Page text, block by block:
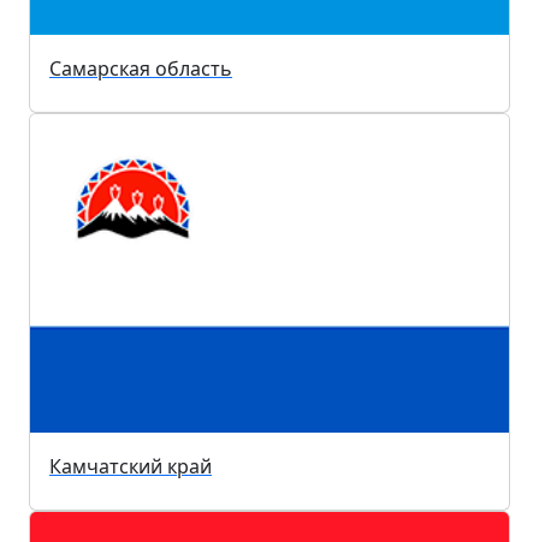
Самарская область
Камчатский край